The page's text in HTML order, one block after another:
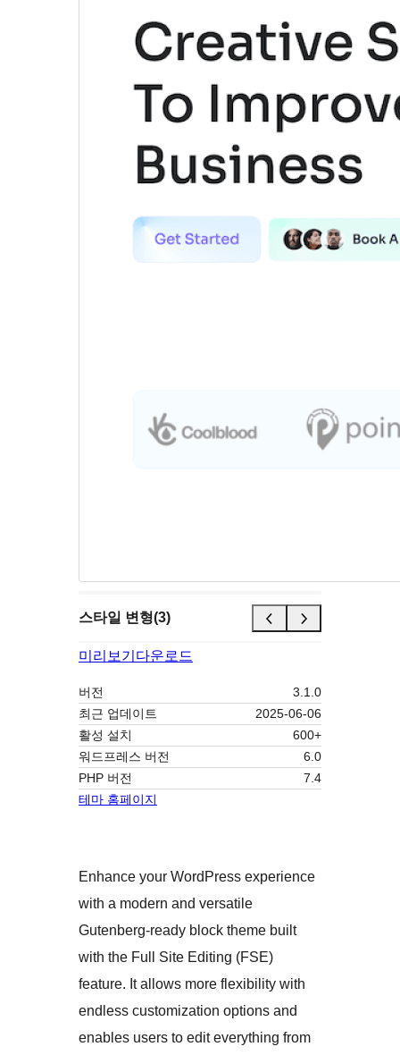
스타일 변형(3)
미리보기 다운로드
버전
3.1.0
최근 업데이트
2025-06-06
활성 설치
600+
워드프레스 버전
6.0
PHP 버전
7.4
테마 홈페이지
Enhance your WordPress experience
with a modern and versatile
Gutenberg-ready block theme built
with the Full Site Editing (FSE)
feature. It allows more flexibility with
endless customization options and
enables users to edit everything from